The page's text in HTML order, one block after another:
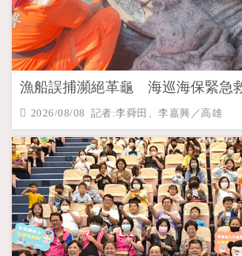
漁船誤捕瀕絕革龜 海巡海保緊急
2026/08/08 記者:李舜田、李嘉興／高雄